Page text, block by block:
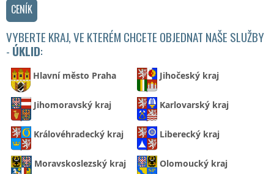
CENÍK
VYBERTE KRAJ, VE KTERÉM CHCETE OBJEDNAT NAŠE SLUŽBY
- ÚKLID:
Hlavní město Praha Jihočeský kraj
Jihomoravský kraj Karlovarský kraj
Královéhradecký kraj Liberecký kraj
Moravskoslezský kraj Olomoucký kraj